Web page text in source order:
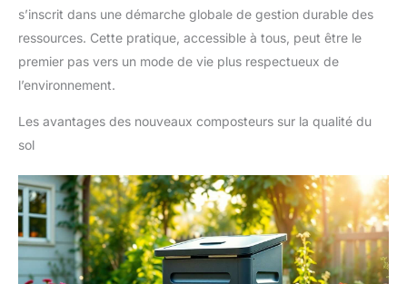
s’inscrit dans une démarche globale de gestion durable des
ressources. Cette pratique, accessible à tous, peut être le
premier pas vers un mode de vie plus respectueux de
l’environnement.
Les avantages des nouveaux composteurs sur la qualité du
sol